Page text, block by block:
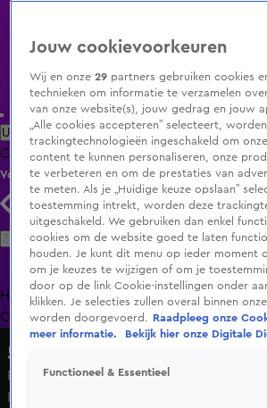
Uitzending Gemist Populaire programma's Zenders
ClipsFilmsRadioSmart TV inlogShop
Volg KIJK
Zoeken
HomeUitzending Gemist Programma's
OranjezomerLivestreamsShop
538 Koningsdag
Rolf Sanchez zorgt voor Spaanse
Jouw cookievoorkeuren
Wij en onze29 partners gebruiken cookies
technieken om informatie te verzamelen
van onze website(s), jouw gedrag en jouw
„Alle cookies accepteren” selecteert, worden
trackingtechnologieën ingeschakeld om
content te kunnen personaliseren, onze
te verbeteren en om de prestaties van
te meten. Als je „Huidige keuze opslaan”
toestemming intrekt, worden deze
uitgeschakeld. We gebruiken dan enkel
cookies om de website goed te laten
houden. Je kunt dit menu op ieder moment
om je keuzes te wijzigen of om je
door op de link Cookie-instellingen onder
klikken. Je selecties zullen overal binnen
worden doorgevoerd.
Raadpleeg onze
meer informatie.
Bekijk hier onze Digitale
Functioneel & Essentieel